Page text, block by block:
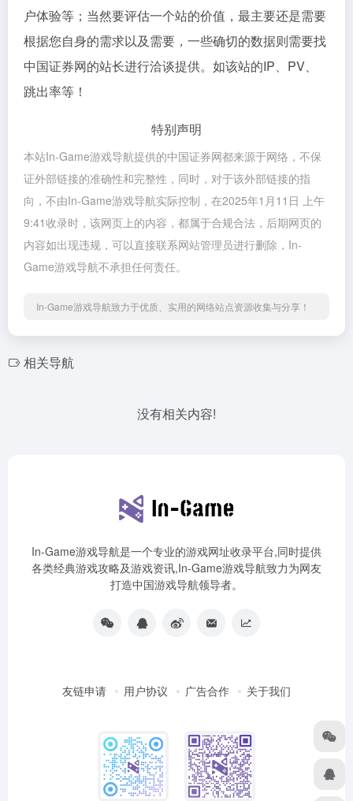
户体验等；当然要评估一个站的价值，最主要还是需要
根据您自身的需求以及需要，一些确切的数据则需要找
中国证券网的站长进行洽谈提供。如该站的IP、PV、
跳出率等！
特别声明
本站In-Game游戏导航提供的中国证券网都来源于网络，不保
证外部链接的准确性和完整性，同时，对于该外部链接的指
向，不由In-Game游戏导航实际控制，在2025年1月11日 上午
9:41收录时，该网页上的内容，都属于合规合法，后期网页的
内容如出现违规，可以直接联系网站管理员进行删除，In-
Game游戏导航不承担任何责任。
In-Game游戏导航致力于优质、实用的网络站点资源收集与分享！
相关导航
没有相关内容!
In-Game游戏导航是一个专业的游戏网址收录平台,同时提供
各类经典游戏攻略及游戏资讯,In-Game游戏导航致力为网友
打造中国游戏导航领导者。
友链申请 用户协议 广告合作 关于我们